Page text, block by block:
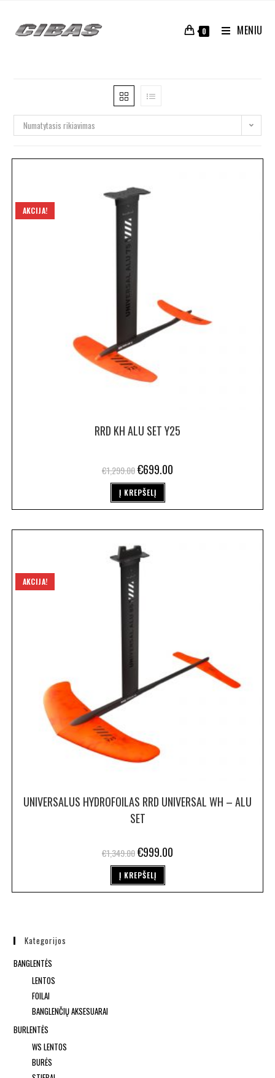
0 MENIU
Numatytasis rikiavimas
AKCIJA!
RRD KH ALU SET Y25
€1,299.00€699.00
Į KREPŠELĮ
AKCIJA!
UNIVERSALUS HYDROFOILAS RRD UNIVERSAL WH – ALU
SET
€1,349.00€999.00
Į KREPŠELĮ
Kategorijos
BANGLENTĖS
LENTOS
FOILAI
BANGLENČIŲ AKSESUARAI
BURLENTĖS
WS LENTOS
BURĖS